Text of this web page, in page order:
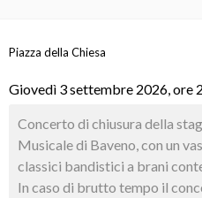
Piazza della Chiesa
Giovedì 3 settembre 2026, ore
Concerto di chiusura della
Musicale di Baveno, con un
classici bandistici a brani
In caso di brutto tempo il